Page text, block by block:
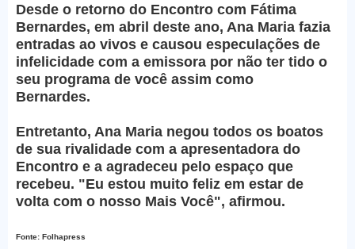
Desde o retorno do Encontro com Fátima
Bernardes, em abril deste ano, Ana Maria fazia
entradas ao vivos e causou especulações de
infelicidade com a emissora por não ter tido o
seu programa de você assim como
Bernardes.
Entretanto, Ana Maria negou todos os boatos
de sua rivalidade com a apresentadora do
Encontro e a agradeceu pelo espaço que
recebeu. "Eu estou muito feliz em estar de
volta com o nosso Mais Você", afirmou.
Fonte: Folhapress